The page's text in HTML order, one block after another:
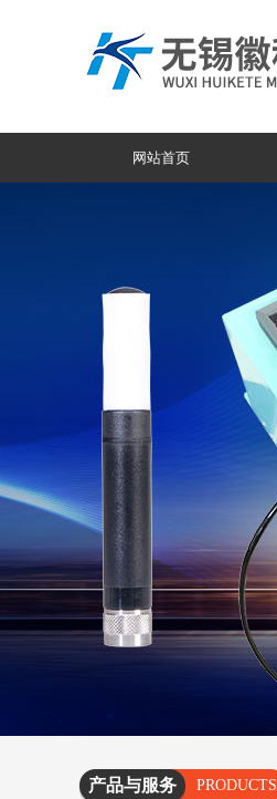
网站首页
产品与服务
PRODUCTS